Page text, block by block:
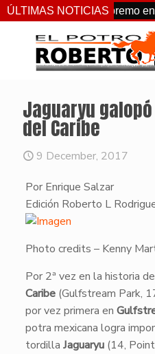
ÚLTIMAS NOTICIAS
supremo en el
Jaguaryu
del Caribe
9 December, 2017
Por Enrique Salzar
​Edición Roberto L
Photo credits – Kenny
​Por 2ª vez en la historia
Caribe(Gulfstream Park,
por vez primera en
potra mexicana logra
tordilla Jaguaryu(14,